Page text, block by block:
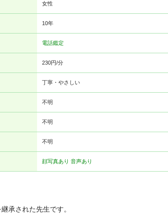
女性
10年
電話鑑定
230円/分
丁寧・やさしい
不明
不明
不明
顔写真あり 音声あり
承された先生です。